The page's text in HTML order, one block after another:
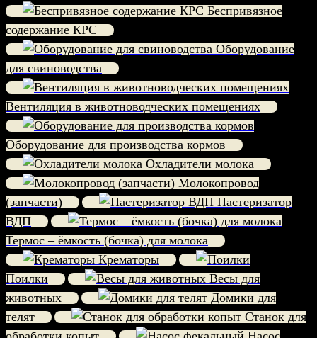
Беспривязное
содержание КРС
Оборудование
для свиноводства
Вентиляция в животноводческих помещениях
Оборудование для производства кормов
Охладители молока
Молокопровод
(запчасти)
Пастеризатор
ВДП
Термос – ёмкость (бочка) для молока
Крематоры
Поилки
Весы для
животных
Домики для
телят
Станок для